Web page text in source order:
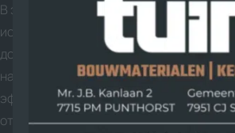
В этой статье мы рассмотрим ключевые
используются успешными
достижения своих целей. Каждая из
на проверенных методах, которые
эффективному управлению временем,
отношениями. Усваивая и применяя